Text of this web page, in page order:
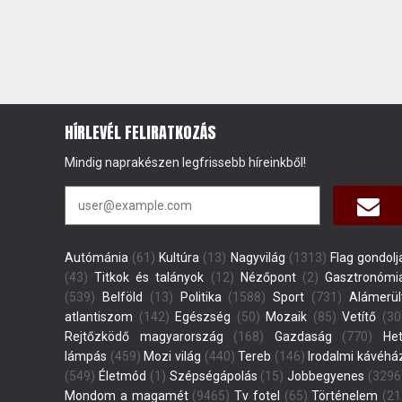
HÍRLEVÉL FELIRATKOZÁS
Mindig naprakészen legfrissebb híreinkből!
Autómánia (61) Kultúra (13) Nagyvilág (1313) Flag
(43) Titkok és talányok (12) Nézőpont(2)
(539)
Belföld (13) Politika (1588) Sport (731)
atlantiszom (142) Egészség (50) Mozaik (85) Vetítő
Rejtőzködő magyarország (168) Gazdaság (770)
lámpás (459) Mozi világ (440) Tereb (146) Irodalmi
(549) Életmód (1) Szépségápolás (15) Jobbegyenes
Mondom a magamét(9465) Tv fotel (65) Történelem